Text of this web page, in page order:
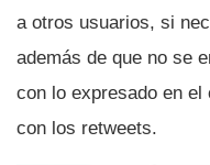
a otros usuarios, si
además de que no se
con lo expresado en
con los retweets.